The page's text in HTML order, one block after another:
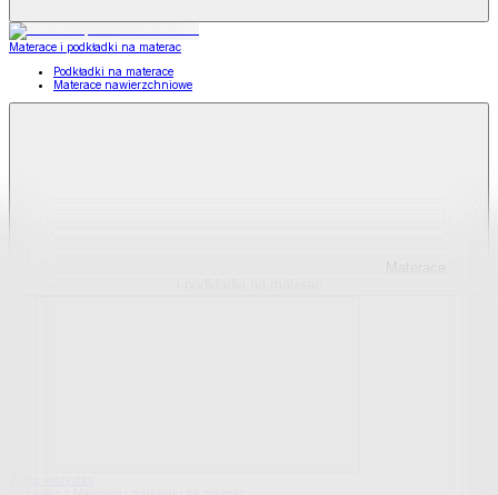
Materace i podkładki na materac
Podkładki na materace
Materace nawierzchniowe